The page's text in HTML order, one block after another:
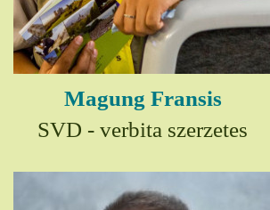
Magung Fransis
SVD - verbita szerzetes